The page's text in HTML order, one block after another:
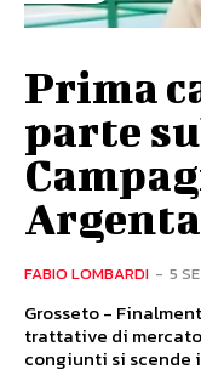
Prima
parte
FABIO LOMBARDI - 5
Grosseto -
trattative di
congiunti si scende